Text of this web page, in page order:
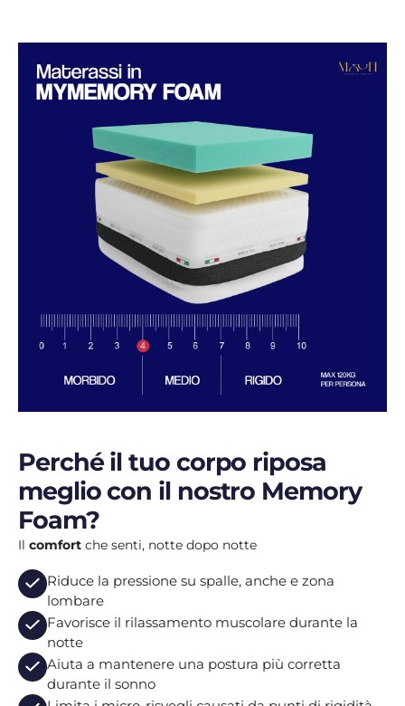
Perché il tuo corpo riposa
meglio con il nostro Memory
Foam?
Il comfort che senti, notte dopo notte
Riduce la pressione su spalle, anche e zona
lombare
Favorisce il rilassamento muscolare durante la
notte
Aiuta a mantenere una postura più corretta
durante il sonno